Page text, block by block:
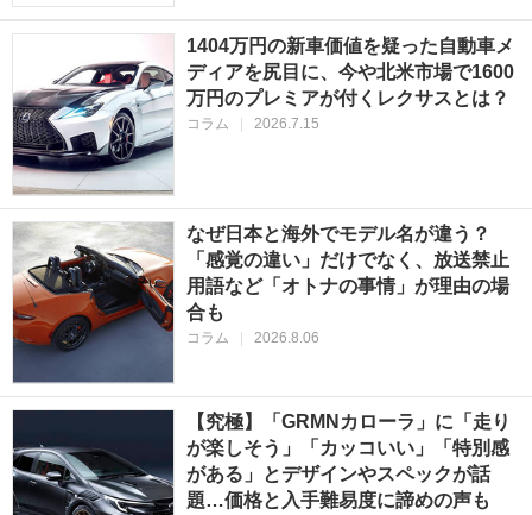
1404万円の新車価値を疑った自動車メ
ディアを尻目に、今や北米市場で1600
万円のプレミアが付くレクサスとは？
コラム 2026.7.15
なぜ日本と海外でモデル名が違う？
「感覚の違い」だけでなく、放送禁止
用語など「オトナの事情」が理由の場
合も
コラム | 2026.8.06
【究極】「GRMNカローラ」に「走り
が楽しそう」「カッコいい」「特別感
がある」とデザインやスペックが話
題…価格と入手難易度に諦めの声も